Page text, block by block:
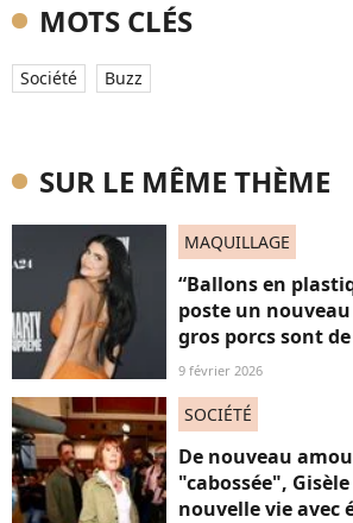
MOTS CLÉS
Société Buzz
SUR LE MÊME THÈME
MAQUILLAGE
“Ballons en
poste un
gros porcs sont
9 février 2026
SOCIÉTÉ
De nouveau
"cabossée",
nouvelle vie avec